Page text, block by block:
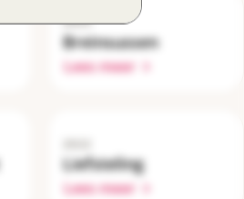
Breinsussen
2023
Lees meer
Liefsteling
Lees meer